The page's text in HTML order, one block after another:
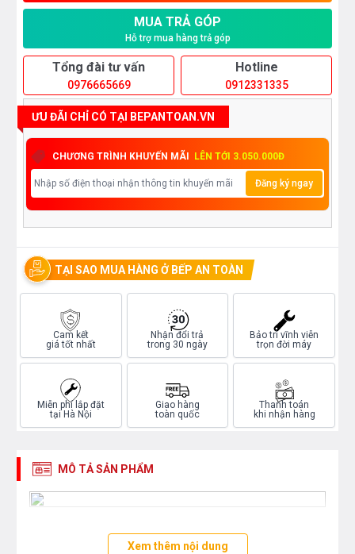
MUA TRẢ GÓP
Hỗ trợ mua hàng trả góp
Tổng đài tư vấn
0976665669
Hotline
0912331335
ƯU ĐÃI CHỈ CÓ TẠI BEPANTOAN.VN
CHƯƠNG TRÌNH KHUYẾN MÃI LÊN TỚI 3.050.000Đ
Đăng ký ngay
TẠI SAO MUA HÀNG Ở BẾP AN TOÀN
Cam kết
giá tốt nhất
Nhận đổi trả
trong 30 ngày
Bảo trì vĩnh viễn
trọn đời máy
Miễn phí lắp đặt
tại Hà Nội
Giao hàng
toàn quốc
Thanh toán
khi nhận hàng
MÔ TẢ SẢN PHẨM
Xem thêm nội dung